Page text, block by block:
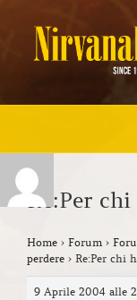
contenuto
Re:Per
Home › Forum ›
perdere › Re:Per chi
9 Aprile 2004 alle